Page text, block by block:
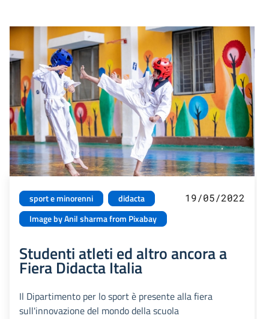
sport e minorenni
didacta
Image by Anil sharma from Pixabay
19/05/2022
Studenti atleti ed altro ancora a
Fiera Didacta Italia
Il Dipartimento per lo sport è presente alla fiera
sull'innovazione del mondo della scuola